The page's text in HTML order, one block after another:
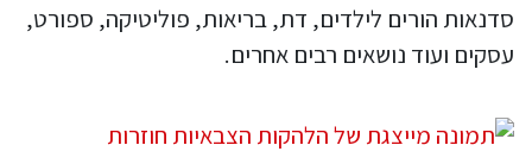
סדנאות הורים לילדים, דת, בריאות, פוליטיקה, ספורט,
עסקים ועוד נושאים רבים אחרים.